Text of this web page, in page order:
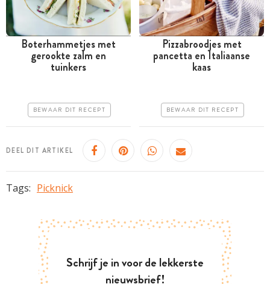
Minder dan 30 minuten
Erg makkelijk
Boterhammetjes met
gerookte zalm en
tuinkers
BEWAAR DIT RECEPT
Meer dan 1 uur
Erg makkelijk
Pizzabroodjes met
pancetta en Italiaanse
kaas
BEWAAR DIT RECEPT
DEEL DIT ARTIKEL
Tags: Picknick
Schrijf je in voor de lekkerste
nieuwsbrief!